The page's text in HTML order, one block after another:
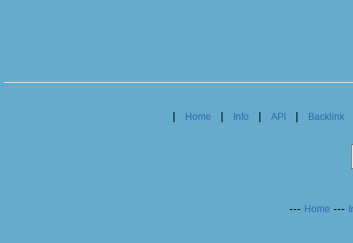
| Home | Info | API | Backlink
--- Home ---